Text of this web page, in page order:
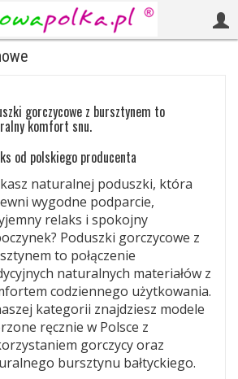
gorczycowe z bursztynem to
komfort snu.
od polskiego producenta
naturalnej poduszki, która
wygodne podparcie,
relaks i spokojny
Poduszki gorczycowe z
to połączenie
naturalnych materiałów z
codziennego użytkowania.
kategorii znajdziesz modele
ręcznie w Polsce z
gorczycy oraz
bursztynu bałtyckiego.